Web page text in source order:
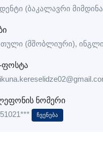
(ბაკალავრი
(მშობლიური),
ნომერი
Ჩვენება